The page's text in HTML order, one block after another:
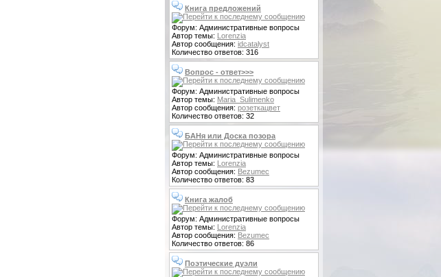
Книга предложений
Форум: Административные вопросы
Автор темы: Lorenzia
Автор сообщения: idcatalyst
Количество ответов: 316
Вопрос - ответ>>>
Форум: Административные вопросы
Автор темы: Maria_Sulimenko
Автор сообщения: розеткацвет
Количество ответов: 32
БАНя или Доска позора
Форум: Административные вопросы
Автор темы: Lorenzia
Автор сообщения: Bezumec
Количество ответов: 83
Книга жалоб
Форум: Административные вопросы
Автор темы: Lorenzia
Автор сообщения: Bezumec
Количество ответов: 86
Поэтические дуэли